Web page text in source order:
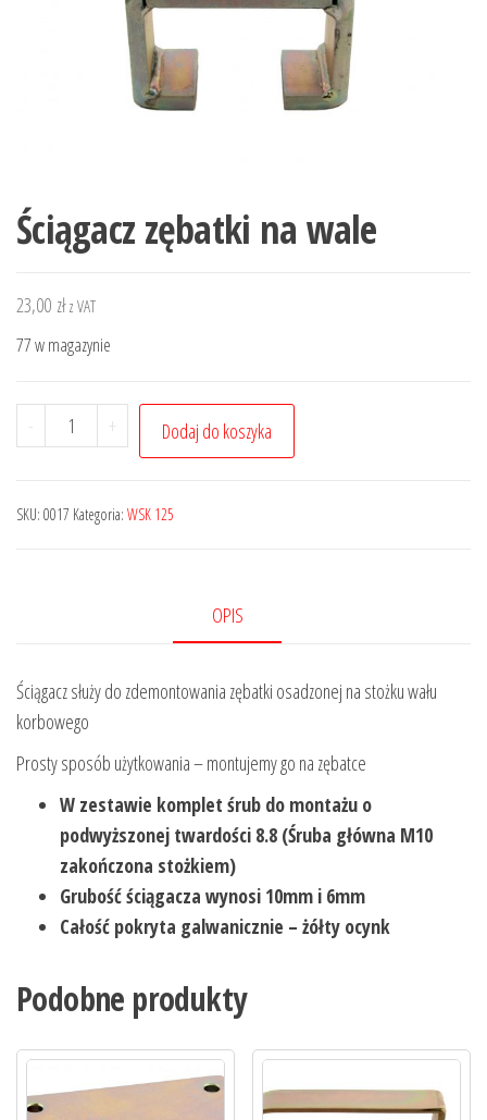
Ściągacz zębatki na wale
23,00 zł z VAT
77 w magazynie
-
ilość
Ściągacz
na
+ Dodaj do koszyka
SKU: 0017 Kategoria: WSK 125
OPIS
Ściągacz służy do zdemontowania zębatki osadzonej na stożku wału
korbowego
Prosty sposób użytkowania – montujemy go na zębatce
W zestawie komplet śrub do montażu o
podwyższonej twardości 8.8 (Śruba główna M10
zakończona stożkiem)
Grubość ściągacza wynosi 10mm i 6mm
Całość pokryta galwanicznie – żółty ocynk
Podobne produkty